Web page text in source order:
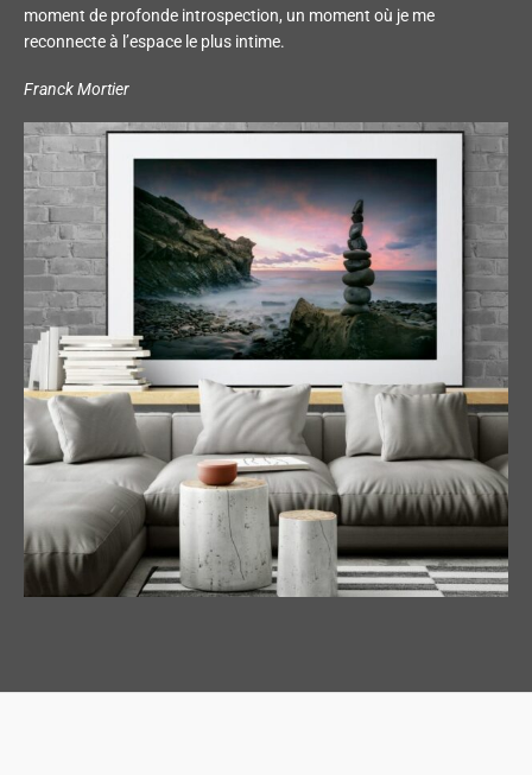
moment de profonde introspection, un moment où je me
reconnecte à l’espace le plus intime.
Franck Mortier